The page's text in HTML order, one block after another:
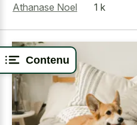
Contenu
Athanase Noel
1 k